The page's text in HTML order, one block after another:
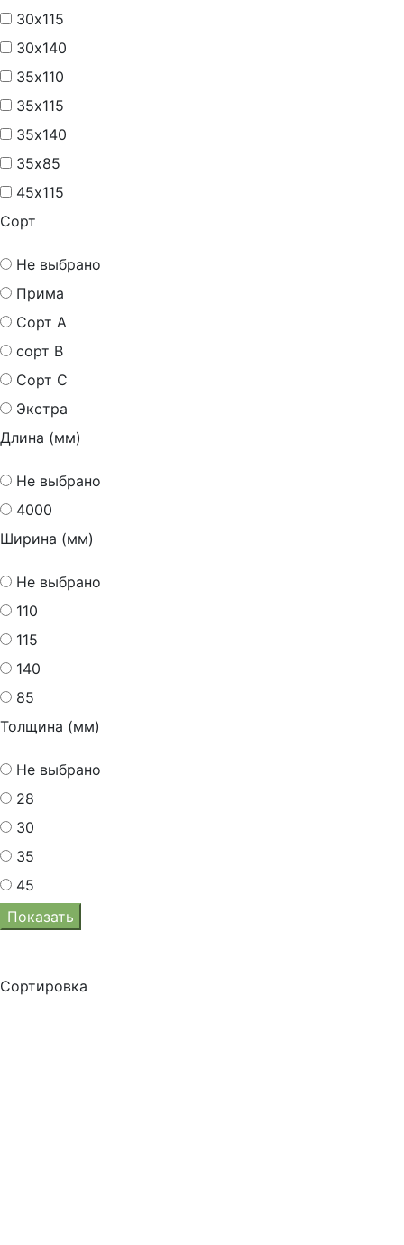
30х115
30х140
35х110
35х115
35х140
35х85
45х115
Сорт
Не выбрано
Прима
Сорт А
сорт В
Сорт С
Экстра
Длина (мм)
Не выбрано
4000
Ширина (мм)
Не выбрано
110
115
140
85
Толщина (мм)
Не выбрано
28
30
35
45
Показать
Сортировка